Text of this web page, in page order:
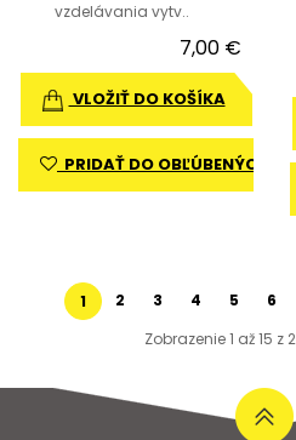
vzdelávania vytv..
7,00 €
VLOŽIŤ DO KOŠÍKA
PRIDAŤ DO OBĽÚBENÝCH
1 2 3 4 5 6
Zobrazenie 1 až 15 z